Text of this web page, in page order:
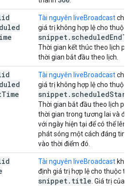
Tài nguyên liveBroadcast
giá trị không hợp lệ cho thuộc
snippet. scheduledEnd
Thời gian kết thúc theo lịch
thời gian bắt đầu theo lịch.
Time
Tài nguyên liveBroadcast
giá trị không hợp lệ cho thuộc
snippet. scheduledStart
Thời gian bắt đầu theo lịch
thời gian trong tương lai và đủ
với ngày hiện tại để có thể lên
phát sóng một cách đáng tin
vào thời điểm đó.
Tài nguyên liveBroadcast
định giá trị hợp lệ cho thuộc
snippet. title . Giá trị của